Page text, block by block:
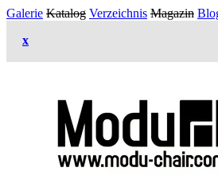
Galerie Katalog Verzeichnis Magazin
x